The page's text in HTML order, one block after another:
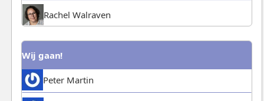
Rachel Walraven
Wij gaan!
Peter Martin